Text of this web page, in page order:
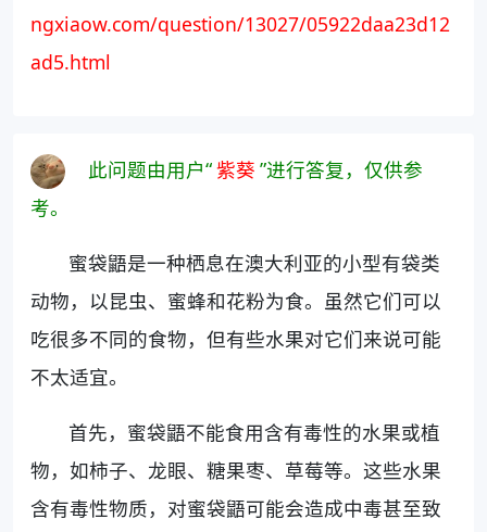
ngxiaow.com/question/13027/05922daa23d12
ad5.html
此问题由用户“紫葵 ”进行答复，仅供参
考。
蜜袋鼯是一种栖息在澳大利亚的小型有袋类
动物，以昆虫、蜜蜂和花粉为食。虽然它们可以
吃很多不同的食物，但有些水果对它们来说可能
不太适宜。
首先，蜜袋鼯不能食用含有毒性的水果或植
物，如柿子、龙眼、糖果枣、草莓等。这些水果
含有毒性物质，对蜜袋鼯可能会造成中毒甚至致